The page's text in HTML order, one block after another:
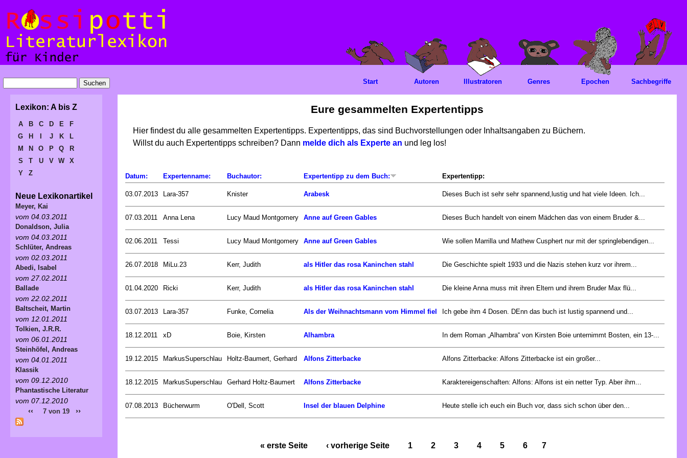
Eure gesammelten Expertentipps
Hier findest du alle gesammelten Expertentipps. Expertentipps, das sind Buchvorstellungen oder Inhaltsangaben zu Büchern.
Willst du auch Expertentipps schreiben? Dann melde dich als Experte an und leg los!
Datum: Expertenname: Buchautor: Expertentipp zu dem Buch: Expertentipp:
03.07.2013 Lara-357 Knister Arabesk Dieses Buch ist sehr sehr spannend,lustig und hat viele Ideen. Ich...
07.03.2011 Anna Lena Lucy Maud Montgomery Anne auf Green Gables Dieses Buch handelt von einem Mädchen das von einem Bruder &...
02.06.2011 Tessi Lucy Maud Montgomery Anne auf Green Gables Wie sollen Marrilla und Mathew Cusphert nur mit der springlebendigen...
26.07.2018 MiLu.23 Kerr, Judith als Hitler das rosa Kaninchen stahl Die Geschichte spielt 1933 und die Nazis stehen kurz vor ihrem...
01.04.2020 Ricki Kerr, Judith als Hitler das rosa Kaninchen stahl Die kleine Anna muss mit ihren Eltern und ihrem Bruder Max flü...
03.07.2013 Lara-357 Funke, Cornelia Als der Weihnachtsmann vom Himmel fiel Ich gebe ihm 4 Dosen. DEnn das buch ist lustig spannend und...
18.12.2011 xD Boie, Kirsten Alhambra In dem Roman „Alhambra“ von Kirsten Boie unternimmt Bosten, ein 13-...
19.12.2015 MarkusSuperschlau Holtz-Baumert, Gerhard Alfons Zitterbacke Alfons Zitterbacke: Alfons Zitterbacke ist ein großer...
18.12.2015 MarkusSuperschlau Gerhard Holtz-Baumert Alfons Zitterbacke Karaktereigenschaften: Alfons: Alfons ist ein netter Typ. Aber ihm...
07.08.2013 Bücherwurm O'Dell, Scott Insel der blauen Delphine Heute stelle ich euch ein Buch vor, dass sich schon über den...
« erste Seite ‹ vorherige Seite 1 2 3 4 5 6 7
Start Autoren Illustratoren Genres Epochen Sachbegriffe
Lexikon: A bis Z
A B C D E
F
G
H J K
L
M
N O P Q
R
S
T U V W
X
Y
Z
Neue Lexikonartikel
Meyer, Kai
vom 04.03.2011
Donaldson, Julia
vom 04.03.2011
Schlüter, Andreas
vom 02.03.2011
Abedi, Isabel
vom 27.02.2011
Ballade
vom 22.02.2011
Baltscheit, Martin
vom 12.01.2011
Tolkien, J.R.R.
vom 06.01.2011
Steinhöfel, Andreas
vom 04.01.2011
Klassik
vom 09.12.2010
Phantastische Literatur
vom 07.12.2010
‹‹ 7 von 19 ››